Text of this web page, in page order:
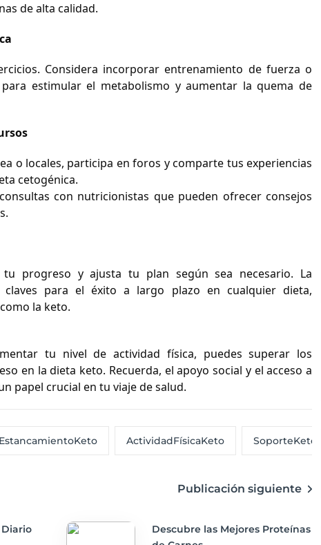
de alta calidad.
Considera incorporar entrenamiento de fuerza o
estimular el metabolismo y aumentar la quema de
o locales, participa en foros y comparte tus experiencias
cetogénica.
con nutricionistas que pueden ofrecer consejos
progreso y ajusta tu plan según sea necesario. La
para el éxito a largo plazo en cualquier dieta,
la keto.
tu nivel de actividad física, puedes superar los
en la dieta keto. Recuerda, el apoyo social y el acceso a
papel crucial en tu viaje de salud.
ActividadFísicaKeto SoporteKeto
Publicación siguiente
Descubre las Mejores Proteínas